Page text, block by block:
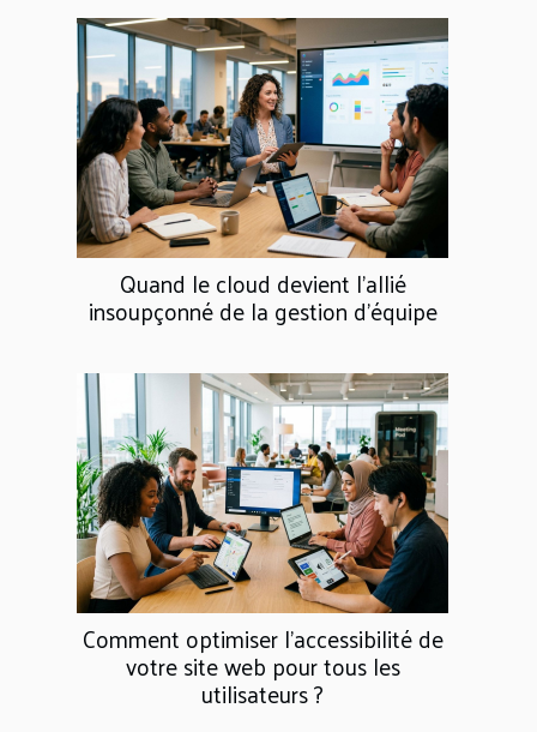
Quand le cloud devient l’allié
insoupçonné de la gestion d’équipe
Comment optimiser l'accessibilité de
votre site web pour tous les
utilisateurs ?